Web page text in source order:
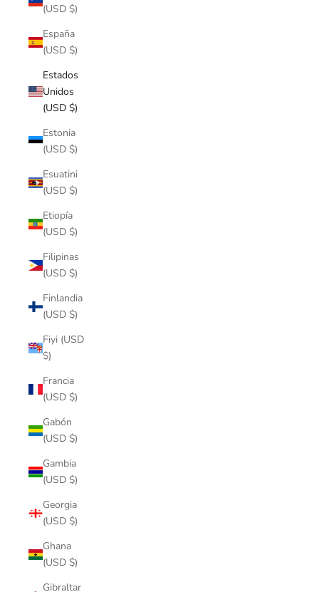
(USD $)
España
(USD $)
Estados
Unidos
(USD $)
Estonia
(USD $)
Esuatini
(USD $)
Etiopía
(USD $)
Filipinas
(USD $)
Finlandia
(USD $)
Fiyi (USD
$)
Francia
(USD $)
Gabón
(USD $)
Gambia
(USD $)
Georgia
(USD $)
Ghana
(USD $)
Gibraltar